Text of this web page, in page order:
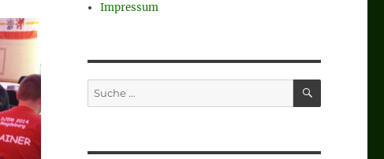
Impressum
Suche
nach:
SUCHEN